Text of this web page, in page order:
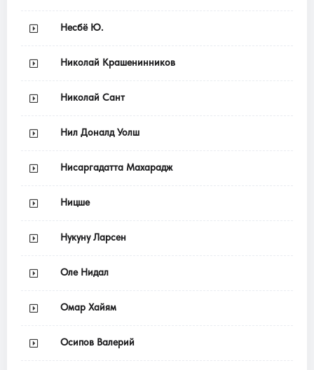
Несбё Ю.
Николай Крашенинников
Николай Сант
Нил Доналд Уолш
Нисаргадатта Махарадж
Ницше
Нукуну Ларсен
Оле Нидал
Омар Хайям
Осипов Валерий